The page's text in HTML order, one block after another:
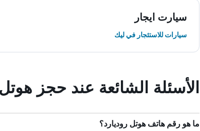
سيارت ايجار
سيارات للاستئجار في ليك
الأسئلة الشائعة عند حجز
ما هو رقم هاتف هوتل روديارد؟